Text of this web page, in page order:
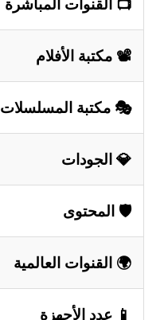
📽️ مكتبة الأفلام
🎭 مكتبة المسلسلات
💎 الجودات
🛡️ المحتوى
🌍 القنوات العالمية
📱 عدد الأجهزة